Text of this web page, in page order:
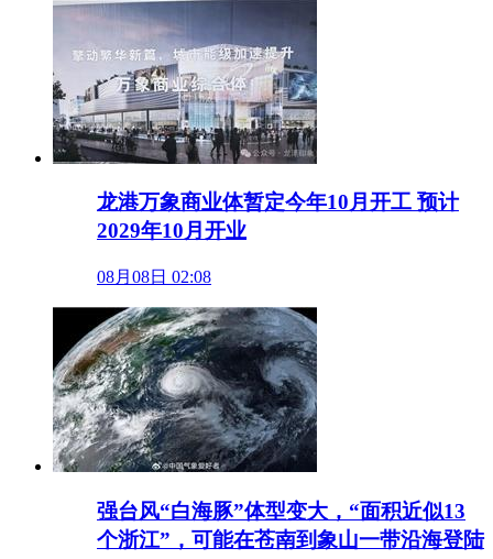
龙港万象商业体暂定今年10月开工 预计
2029年10月开业
08月08日 02:08
强台风“白海豚”体型变大，“面积近似13
个浙江”，可能在苍南到象山一带沿海登陆